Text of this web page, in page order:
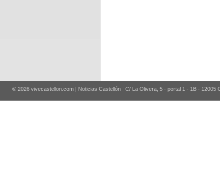
© 2026 vivecastellon.com | Noticias Castellón | C/ La Olivera, 5 - portal 1 - 1B - 12005